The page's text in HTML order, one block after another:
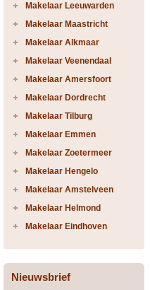
Makelaar Leeuwarden
Makelaar Maastricht
Makelaar Alkmaar
Makelaar Veenendaal
Makelaar Amersfoort
Makelaar Dordrecht
Makelaar Tilburg
Makelaar Emmen
Makelaar Zoetermeer
Makelaar Hengelo
Makelaar Amstelveen
Makelaar Helmond
Makelaar Eindhoven
Nieuwsbrief